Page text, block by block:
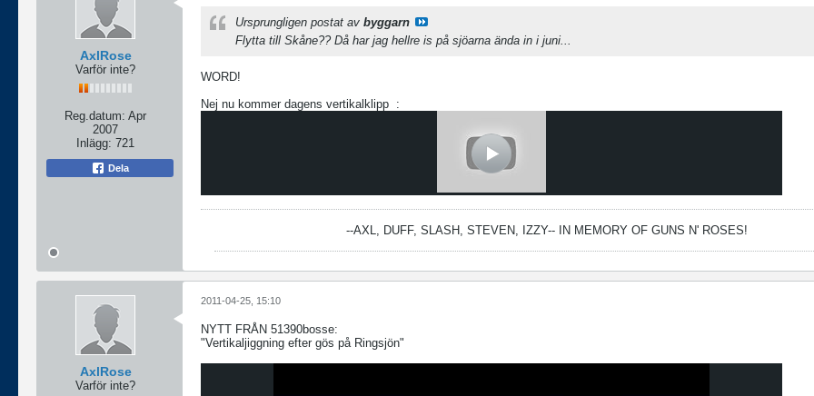
AxlRose
Varför inte?
Reg.datum: Apr
2007
Inlägg: 721
Dela
Ursprungligen postat av byggarn
Flytta till Skåne?? Då har jag hellre is på sjöarna ända in i juni...
WORD!
Nej nu kommer dagens vertikalklipp :
--AXL, DUFF, SLASH, STEVEN, IZZY-- IN MEMORY OF GUNS N' ROSES!
AxlRose
Varför inte?
2011-04-25, 15:10
NYTT FRÅN 51390bosse:
"Vertikaljiggning efter gös på Ringsjön"